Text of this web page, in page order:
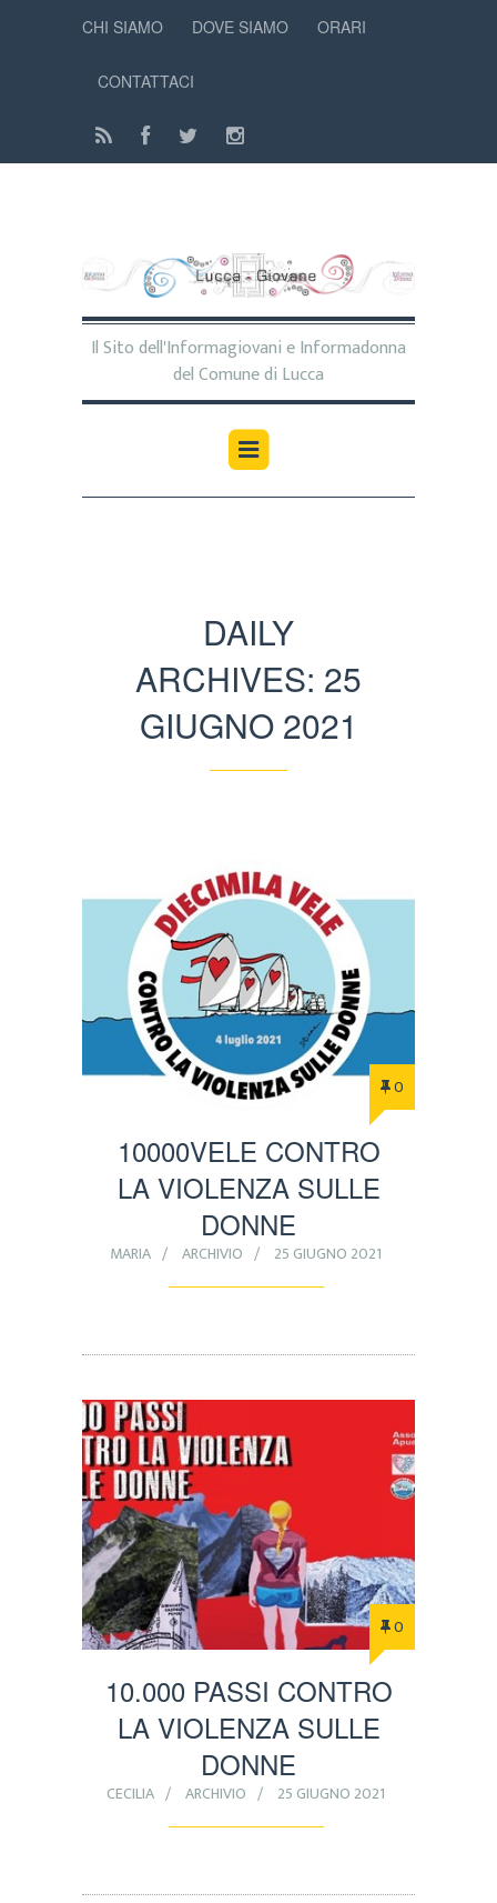
CHI SIAMO DOVE SIAMO ORARI
CONTATTACI
Il Sito dell'Informagiovani e Informadonna
del Comune di Lucca
DAILY
ARCHIVES: 25
GIUGNO 2021
0
10000VELE CONTRO
LA VIOLENZA SULLE
DONNE
MARIA ARCHIVIO 25 GIUGNO 2021
0
10.000 PASSI CONTRO
LA VIOLENZA SULLE
DONNE
CECILIA ARCHIVIO 25 GIUGNO 2021